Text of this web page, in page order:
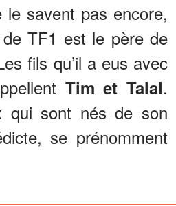
le savent pas encore,
TF1 est le père de
fils qu’il a eus avec
Tim et Talal.
qui sont nés de son
se prénomment